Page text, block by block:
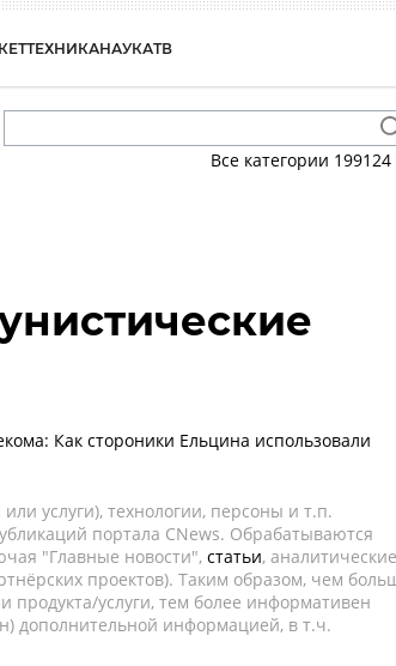
ТЕХНИКАНАУКАТВ
Все категории 199124
Как стороники Ельцина использовали
услуги), технологии, персоны и т.п.
портала CNews. Обрабатываются
"Главные новости", статьи, аналитические
проектов). Таким образом, чем
услуги, тем более информативен
дополнительной информацией, в т.ч.